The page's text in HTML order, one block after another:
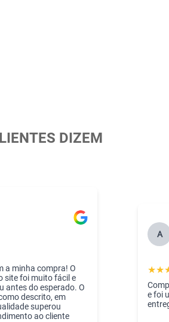
de mais de 43 anos no ramo de
DIZEM
a minha compra! O
site foi muito fácil e
antes do esperado. O
descrito, em
superou
ao cliente
A
★★
e foi